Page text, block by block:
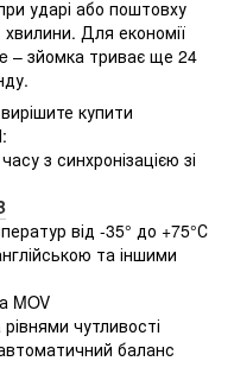
ударі або поштовху
Для економії
– зйомка триває ще 24
купити
з синхронізацією зі
від -35° до +75°С
та іншими
MOV
чутливості
баланс